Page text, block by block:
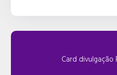
Card divulgação